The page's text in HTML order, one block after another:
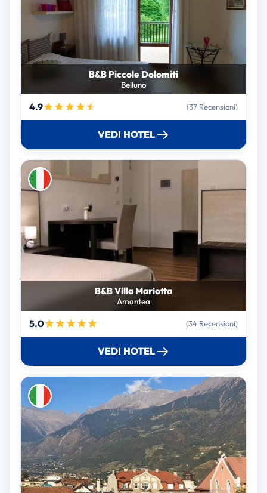
B&B Piccole Dolomiti
Belluno
4.9 (37 Recensioni)
VEDI HOTEL
B&B Villa Mariotta
Amantea
5.0 (34 Recensioni)
VEDI HOTEL